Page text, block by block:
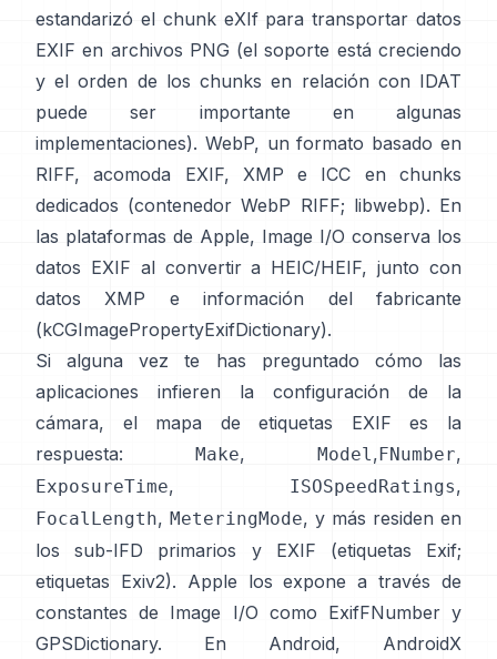
estandarizó el chunk eXIfpara transportar datos
EXIF en archivos PNG (el soporte está creciendo
y el orden de los chunks en relación con IDAT
puede ser importante en algunas
implementaciones). WebP, un formato basado en
RIFF, acomoda EXIF, XMP e ICC en chunks
dedicados (contenedor WebP RIFF; libwebp). En
las plataformas de Apple, Image I/O conserva los
datos EXIF al convertir a HEIC/HEIF, junto con
datos XMP e información del fabricante
(kCGImagePropertyExifDictionary).
Si alguna vez te has preguntado cómo las
aplicaciones infieren la configuración de la
cámara, el mapa de etiquetas EXIF es la
respuesta: Make, Model,FNumber,
ExposureTime, ISOSpeedRatings,
FocalLength, MeteringMode, y más residen en
los sub-IFD primarios y EXIF (etiquetas Exif;
etiquetas Exiv2). Apple los expone a través de
constantes de Image I/O como ExifFNumber y
GPSDictionary. En Android, AndroidX